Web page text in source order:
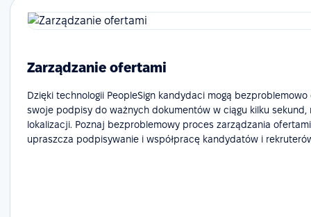
Zarządzanie ofertami
Dzięki technologii PeopleSign kandydaci mogą
swoje podpisy do ważnych dokumentów w ciągu kilku sekund,
lokalizacji. Poznaj bezproblemowy proces zarządzania
upraszcza podpisywanie i współpracę kandydatów i